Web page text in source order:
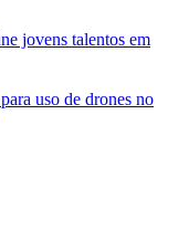
jovens talentos em
uso de drones no